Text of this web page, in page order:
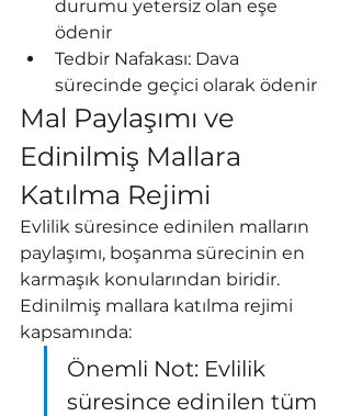
durumu yetersiz olan eşe
ödenir
Tedbir Nafakası: Dava
sürecinde geçici olarak ödenir
Mal Paylaşımı ve
Edinilmiş Mallara
Katılma Rejimi
Evlilik süresince edinilen malların
paylaşımı, boşanma sürecinin en
karmaşık konularından biridir.
Edinilmiş mallara katılma rejimi
kapsamında:
Önemli Not: Evlilik
süresince edinilen tüm